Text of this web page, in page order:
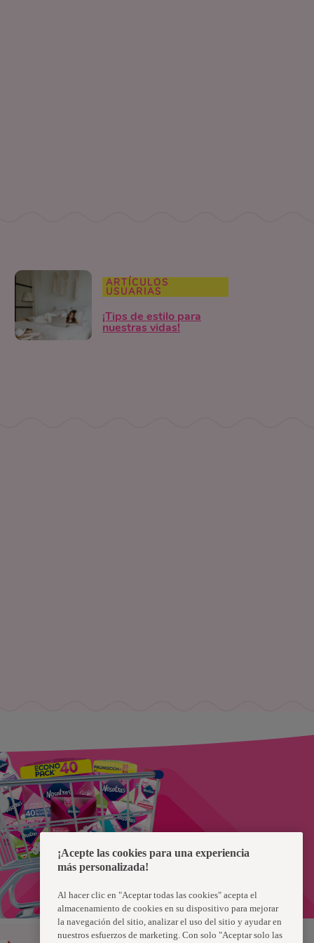
ARTÍCULOS
USUARIAS
¡Tips de estilo para
nuestras vidas!
¡Acepte las cookies para una experiencia
más personalizada!
Al hacer clic en "Aceptar todas las cookies" acepta el
almacenamiento de cookies en su dispositivo para mejorar
la navegación del sitio, analizar el uso del sitio y ayudar en
nuestros esfuerzos de marketing. Con solo "Aceptar solo las